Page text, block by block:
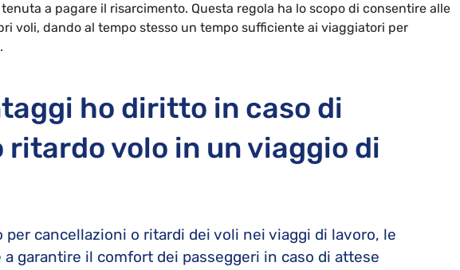
a pagare il risarcimento. Questa regola ha lo scopo di consentire alle
voli, dando al tempo stesso un tempo sufficiente ai viaggiatori per
ho diritto in caso di
ritardo volo in un viaggio di
cancellazioni o ritardi dei voli nei viaggi di lavoro, le
garantire il comfort dei passeggeri in caso di attese